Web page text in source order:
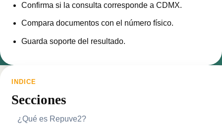
Confirma si la consulta corresponde a CDMX.
Compara documentos con el número físico.
Guarda soporte del resultado.
INDICE
Secciones
¿Qué es Repuve2?